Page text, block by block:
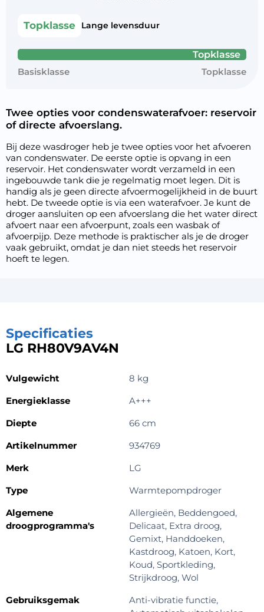
Topklasse Lange levensduur
Topklasse
Basisklasse
Topklasse
Twee opties voor condenswaterafvoer: reservoir
of directe afvoerslang.
Bij deze wasdroger heb je twee opties voor het afvoeren
van condenswater. De eerste optie is opvang in een
reservoir. Het condenswater wordt verzameld in een
ingebouwde tank die je regelmatig moet legen. Dit is
handig als je geen directe afvoermogelijkheid in de buurt
hebt. De tweede optie is via een waterafvoer. Je kunt de
droger aansluiten op een afvoerslang die het water direct
afvoert naar een afvoerpunt, zoals een wasbak of
afvoerpijp. Deze methode is praktischer als je de droger
vaak gebruikt, omdat je dan niet steeds het reservoir
hoeft te legen.
Specificaties
LG RH80V9AV4N
Vulgewicht
8 kg
Energieklasse
A+++
Diepte
66 cm
Artikelnummer
934769
Merk
LG
Type
Warmtepompdroger
Algemene
droogprogramma's
Allergieën, Beddengoed,
Delicaat, Extra droog,
Gemixt, Handdoeken,
Kastdroog, Katoen, Kort,
Koud, Sportkleding,
Strijkdroog, Wol
Gebruiksgemak
Anti-vibratie functie,